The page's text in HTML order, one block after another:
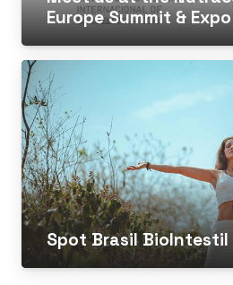
Europe Summit &
Spot Brasil BioIntestil